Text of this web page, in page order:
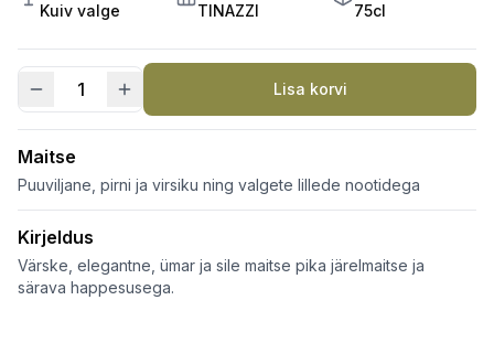
Kuiv valge TINAZZI 75cl
Grigio
Ista
DOP
kogus
Lisa korvi
Maitse
Puuviljane, pirni ja virsiku ning valgete lillede nootidega
Kirjeldus
Värske, elegantne, ümar ja sile maitse pika järelmaitse ja
särava happesusega.